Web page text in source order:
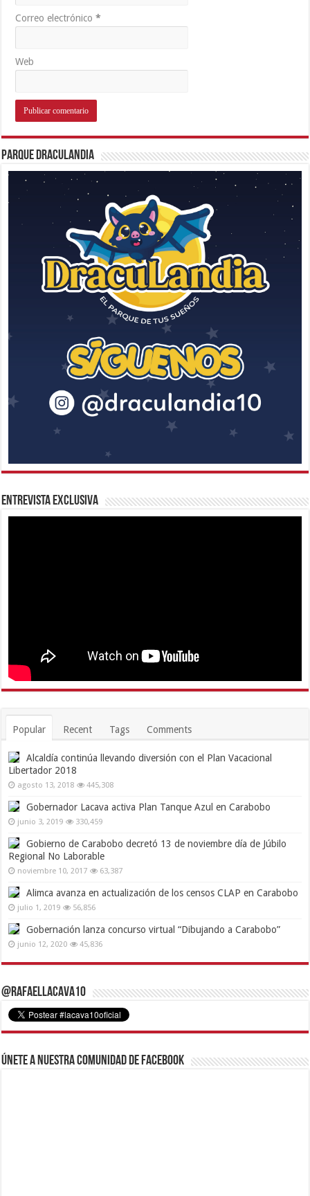
Correo electrónico*
Web
Parque Draculandia
Entrevista Exclusiva
Popular Recent Tags Comments
Alcaldía continúa llevando diversión con el Plan Vacacional
Libertador 2018
agosto 13, 2018 445,308
Gobernador Lacava activa Plan Tanque Azul en Carabobo
junio 3, 2019 330,459
Gobierno de Carabobo decretó 13 de noviembre día de Júbilo
Regional No Laborable
noviembre 10, 2017 63,387
Alimca avanza en actualización de los censos CLAP en Carabobo
julio 1, 2019 56,856
Gobernación lanza concurso virtual “Dibujando a Carabobo”
junio 12, 2020 45,836
@RafaelLacava10
Únete a nuestra comunidad de Facebook